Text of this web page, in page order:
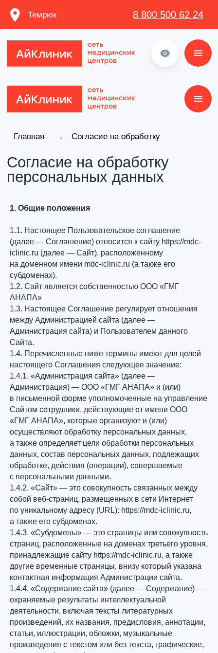
Темрюк 8 800 500 62 24
Главная Согласие на обработку
персональных данных
→
Согласие на обработку
1. Общие положения
1.1. Настоящее Пользовательское соглашение
(далее — Соглашение) относится к сайту https://mdc-
iclinic.ru (далее — Сайт), расположенному
на доменном имени mdc-iclinic.ru (а также его
субдоменах).
1.2. Сайт является собственностью ООО «ГМГ
АНАПА»
1.3. Настоящее Соглашение регулирует отношения
между Администрацией сайта (далее —
Администрация сайта) и Пользователем данного
Сайта.
1.4. Перечисленные ниже термины имеют для целей
настоящего Соглашения следующее значение:
1.4.1. «Администрация сайта» (далее —
Администрация) — ООО «ГМГ АНАПА» и (или)
в письменной форме уполномоченные на управление
Сайтом сотрудники, действующие от имени ООО
«ГМГ АНАПА», которые организуют и (или)
осуществляют обработку персональных данных,
а также определяет цели обработки персональных
данных, состав персональных данных, подлежащих
обработке, действия (операции), совершаемые
с персональными данными.
1.4.2. «Сайт» — это совокупность связанных между
собой веб-страниц, размещенных в сети Интернет
по уникальному адресу (URL): https://mdc-iclinic.ru,
а также его субдоменах.
1.4.3. «Субдомены» — это страницы или совокупность
страниц, расположенные на доменах третьего уровня,
принадлежащие сайту https://mdc-iclinic.ru, а также
другие временные страницы, внизу который указана
контактная информация Администрации сайта.
1.4.4. «Содержание сайта» (далее — Содержание) —
охраняемые результаты интеллектуальной
деятельности, включая тексты литературных
произведений, их названия, предисловия, аннотации,
статьи, иллюстрации, обложки, музыкальные
произведения с текстом или без текста, графические,